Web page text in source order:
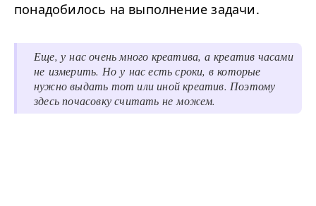
понадобилось на выполнение задачи.
Еще, у нас очень много креатива, а креатив часами
не измерить. Но у нас есть сроки, в которые
нужно выдать тот или иной креатив. Поэтому
здесь почасовку считать не можем.